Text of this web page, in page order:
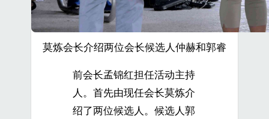
莫炼会长介绍两位会长候选人仲赫和郭睿
前会长孟锦红担任活动主持
人。首先由现任会长莫炼介
绍了两位候选人。候选人郭